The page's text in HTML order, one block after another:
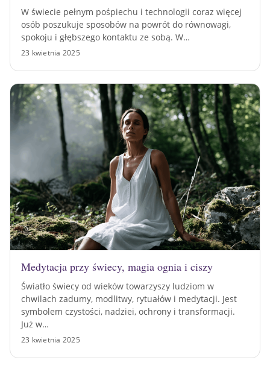
W świecie pełnym pośpiechu i technologii coraz więcej
osób poszukuje sposobów na powrót do równowagi,
spokoju i głębszego kontaktu ze sobą. W…
23 kwietnia 2025
Medytacja przy świecy, magia ognia i ciszy
Światło świecy od wieków towarzyszy ludziom w
chwilach zadumy, modlitwy, rytuałów i medytacji. Jest
symbolem czystości, nadziei, ochrony i transformacji.
Już w…
23 kwietnia 2025